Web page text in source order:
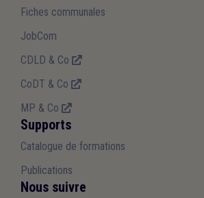
Fiches communales
JobCom
CDLD & Co
CoDT & Co
MP & Co
Supports
Catalogue de formations
Publications
Nous suivre